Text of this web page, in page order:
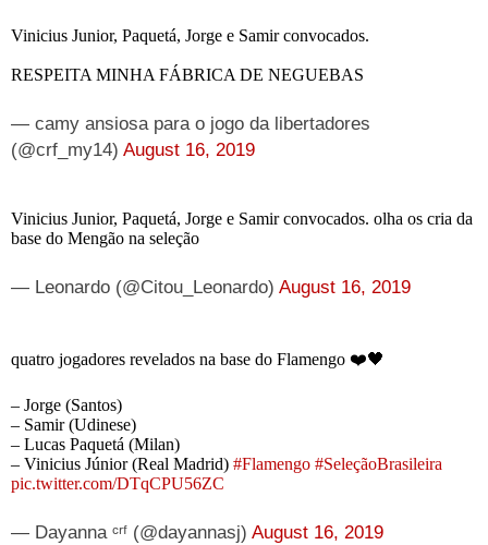
Vinicius Junior, Paquetá, Jorge e Samir convocados.
RESPEITA MINHA FÁBRICA DE NEGUEBAS
— camy ansiosa para o jogo da libertadores
(@crf_my14) August 16, 2019
Vinicius Junior, Paquetá, Jorge e Samir convocados. olha os cria da
base do Mengão na seleção
— Leonardo (@Citou_Leonardo) August 16, 2019
quatro jogadores revelados na base do Flamengo ❤️🖤
– Jorge (Santos)
– Samir (Udinese)
– Lucas Paquetá (Milan)
– Vinicius Júnior (Real Madrid) #Flamengo #SeleçãoBrasileira
pic.twitter.com/DTqCPU56ZC
— Dayanna ᶜʳᶠ (@dayannasj) August 16, 2019